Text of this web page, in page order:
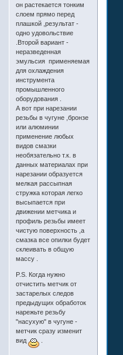
он растекается тонким
слоем прямо перед
плашкой ,результат -
одно удовольствие
.Второй вариант -
неразведенная
эмульсия применяемая
для охлаждения
инструмента
промышленного
оборудования .
А вот при нарезании
резьбы в чугуне ,бронзе
или алюминии
применение любых
видов смазки
необязательно т.к. в
данных материалах при
нарезании образуется
мелкая рассыпная
стружка которая легко
высыпается при
движении метчика и
профиль резьбы имеет
чистую поверхность ,а
смазка все опилки будет
склеивать в общую
массу .
P.S. Когда нужно
отчистить метчик от
застарелых следов
предыдущих обработок
нарежьте резьбу
"насухую" в чугуне -
метчик сразу изменит
вид